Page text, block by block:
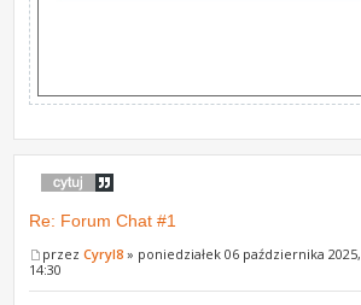
Re: Forum Chat #1
przezCyryl8 » poniedziałek 06 października 2025,
14:30